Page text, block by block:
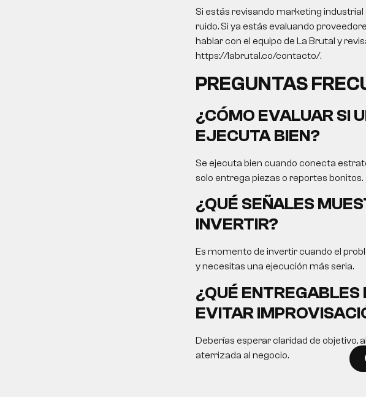
Si estás revisando marketing industrial
ruido. Si ya estás evaluando
hablar con el equipo de La Brutal y
https://labrutal.co/contacto/.
PREGUNTAS
¿CÓMO EVALUAR SI
EJECUTA BIEN?
Se ejecuta bien cuando conecta
solo entrega piezas o reportes bonitos.
¿QUÉ SEÑALES
INVERTIR?
Es momento de invertir cuando el
y necesitas una ejecución más seria.
¿QUÉ
EVITAR
Deberías esperar claridad de objetivo,
aterrizada al negocio.